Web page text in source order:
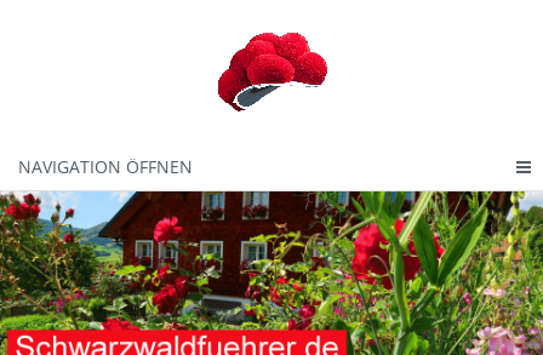
NAVIGATION ÖFFNEN